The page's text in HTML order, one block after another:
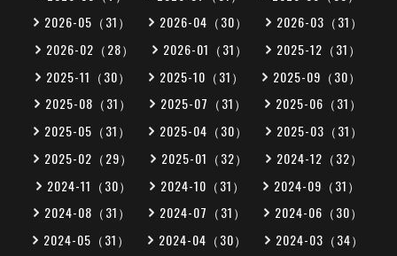
2026-05（31）
2026-04（30）
2026-03（31）
2026-02（28）
2026-01（31）
2025-12（31）
2025-11（30）
2025-10（31）
2025-09（30）
2025-08（31）
2025-07（31）
2025-06（31）
2025-05（31）
2025-04（30）
2025-03（31）
2025-02（29）
2025-01（32）
2024-12（32）
2024-11（30）
2024-10（31）
2024-09（31）
2024-08（31）
2024-07（31）
2024-06（30）
2024-05（31）
2024-04（30）
2024-03（34）